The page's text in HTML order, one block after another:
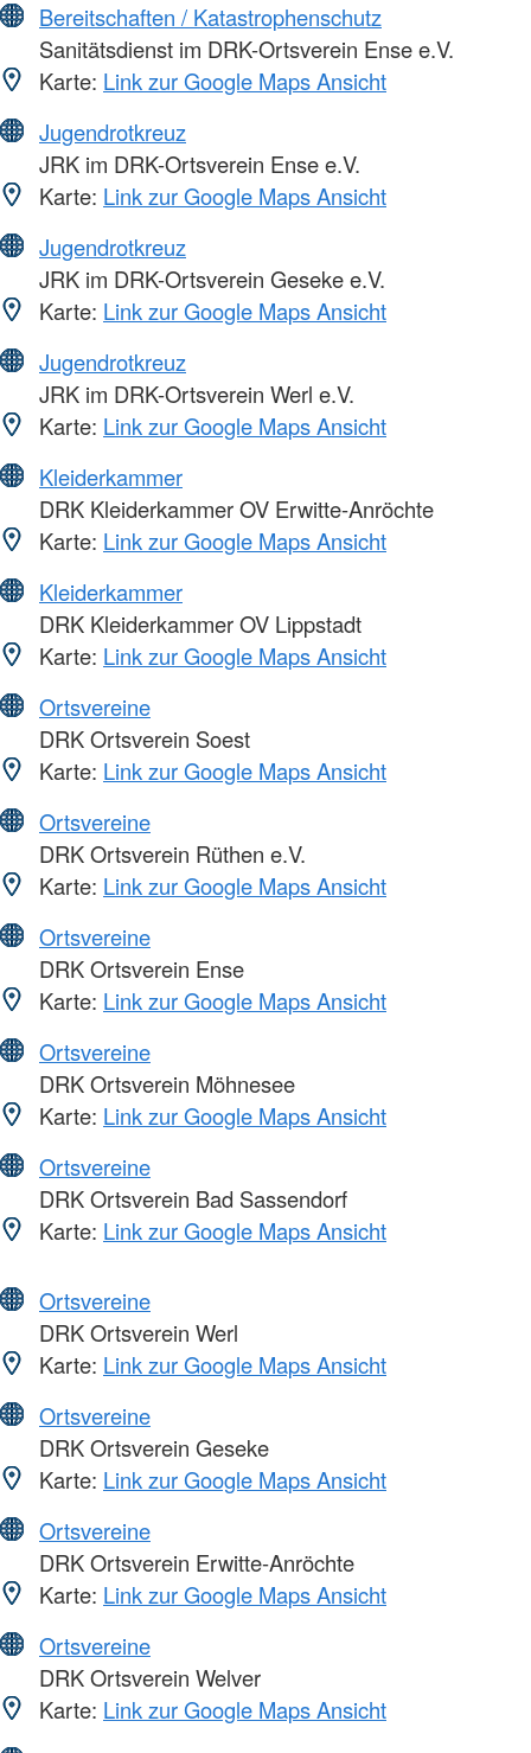
Bereitschaften / Katastrophenschutz
Sanitätsdienst im DRK-Ortsverein Ense e.V.
Karte: Link zur Google Maps Ansicht
Jugendrotkreuz
JRK im DRK-Ortsverein Ense e.V.
Karte: Link zur Google Maps Ansicht
Jugendrotkreuz
JRK im DRK-Ortsverein Geseke e.V.
Karte: Link zur Google Maps Ansicht
Jugendrotkreuz
JRK im DRK-Ortsverein Werl e.V.
Karte: Link zur Google Maps Ansicht
Kleiderkammer
DRK Kleiderkammer OV Erwitte-Anröchte
Karte: Link zur Google Maps Ansicht
Kleiderkammer
DRK Kleiderkammer OV Lippstadt
Karte: Link zur Google Maps Ansicht
Ortsvereine
DRK Ortsverein Soest
Karte: Link zur Google Maps Ansicht
Ortsvereine
DRK Ortsverein Rüthen e.V.
Karte: Link zur Google Maps Ansicht
Ortsvereine
DRK Ortsverein Ense
Karte: Link zur Google Maps Ansicht
Ortsvereine
DRK Ortsverein Möhnesee
Karte: Link zur Google Maps Ansicht
Ortsvereine
DRK Ortsverein Bad Sassendorf
Karte: Link zur Google Maps Ansicht
Ortsvereine
DRK Ortsverein Werl
Karte: Link zur Google Maps Ansicht
Ortsvereine
DRK Ortsverein Geseke
Karte: Link zur Google Maps Ansicht
Ortsvereine
DRK Ortsverein Erwitte-Anröchte
Karte: Link zur Google Maps Ansicht
Ortsvereine
DRK Ortsverein Welver
Karte: Link zur Google Maps Ansicht